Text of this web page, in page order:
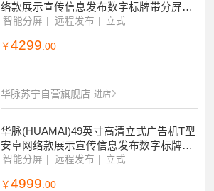
络款展示宣传信息发布数字标牌带分屏H
M-DG43L(非触控版)
智能分屏 远程发布 立式
￥ 4299 .00
华脉苏宁自营旗舰店 进店
华脉(HUAMAI)49英寸高清立式广告机T型
安卓网络款展示宣传信息发布数字标牌带
分屏HM-DG49L(非触控版)
智能分屏 远程发布 立式
￥ 4999.00